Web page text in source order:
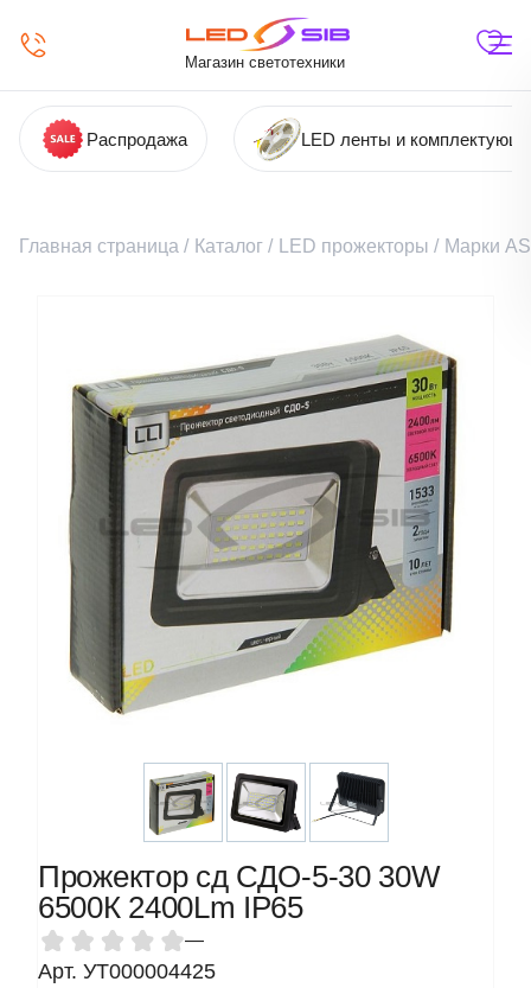
Магазин светотехники
Распродажа LED ленты и
Главная страница / Каталог / LED прожекторы / Марки
Прожектор сд СДО-5-30 30W
6500К 2400Lm IP65
—
Арт. УТ000004425